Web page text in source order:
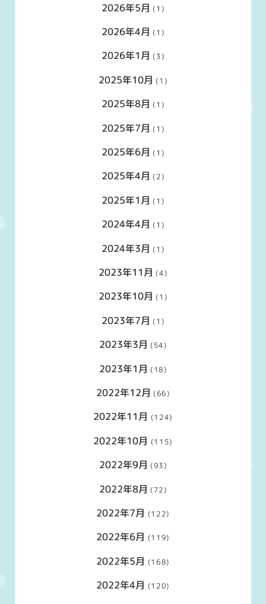
2026年5月 (1)
2026年4月 (1)
2026年1月 (3)
2025年10月 (1)
2025年8月 (1)
2025年7月 (1)
2025年6月 (1)
2025年4月 (2)
2025年1月 (1)
2024年4月 (1)
2024年3月 (1)
2023年11月 (4)
2023年10月 (1)
2023年7月 (1)
2023年3月 (54)
2023年1月 (18)
2022年12月 (66)
2022年11月 (124)
2022年10月 (115)
2022年9月 (93)
2022年8月 (72)
2022年7月 (122)
2022年6月 (119)
2022年5月 (168)
2022年4月 (120)